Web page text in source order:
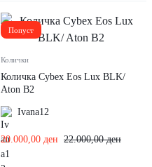
Попуст
Колички
Количка Cybex Eos Lux BLK/
Aton B2
Ivana12
22.000,00ден
20.000,00 ден